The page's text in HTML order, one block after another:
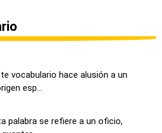
vocabulario hace alusión a un
esp...
palabra se refiere a un oficio,